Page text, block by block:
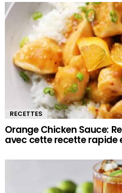
RECETTES
Orange Chicken Sauce:
avec cette recette rapide